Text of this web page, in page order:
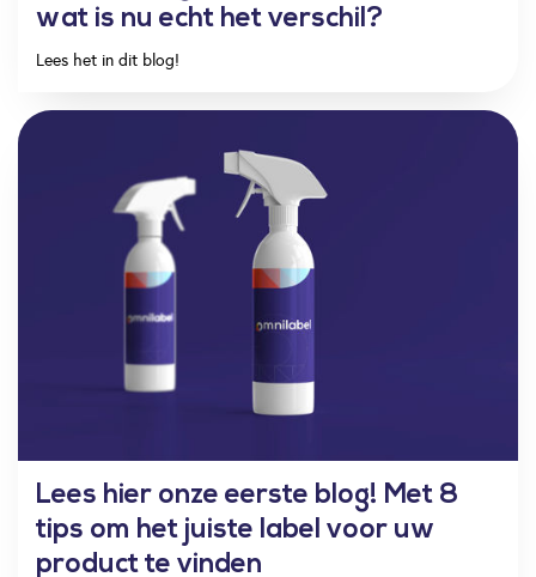
wat is nu echt het verschil?
Lees het in dit blog!
Lees hier onze eerste blog! Met 8
tips om het juiste label voor uw
product te vinden